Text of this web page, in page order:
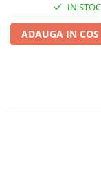
Limbi straine
Invatarea limbilor
IN STOC
ADAUGA IN COS